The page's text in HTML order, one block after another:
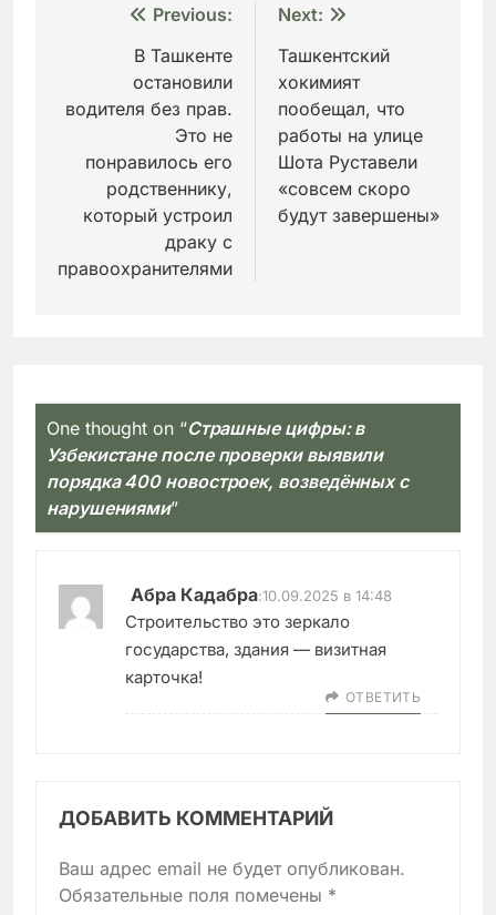
Навигация
записям
Previous:
В Ташкенте
остановили
водителя без прав.
Это не
понравилось его
родственнику,
который устроил
драку с
правоохранителями
Next:
Ташкентский
хокимият
пообещал, что
работы на улице
Шота Руставели
«совсем скоро
будут завершены»
One thought on “Страшные цифры: в
Узбекистане после проверки выявили
порядка 400 новостроек, возведённых с
нарушениями”
Абра Кадабра:10.09.2025 в 14:48
Строительство это зеркало
государства, здания — визитная
карточка!
ОТВЕТИТЬ
ДОБАВИТЬ КОММЕНТАРИЙ
Ваш адрес email не будет опубликован.
Обязательные поля помечены *